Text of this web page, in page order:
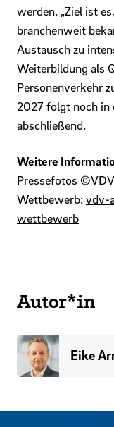
werden. „Ziel ist
branchenweit
Austausch zu
Weiterbildung als
Personenverkehr
2027 folgt noch in
abschließend.
Weitere
Pressefotos
Wettbewerb:vdv-
wettbewerb
Autor*in
Eike